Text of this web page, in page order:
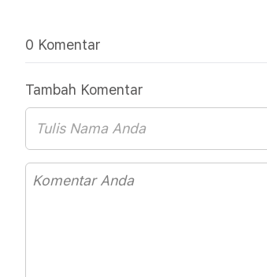
0 Komentar
Tambah Komentar